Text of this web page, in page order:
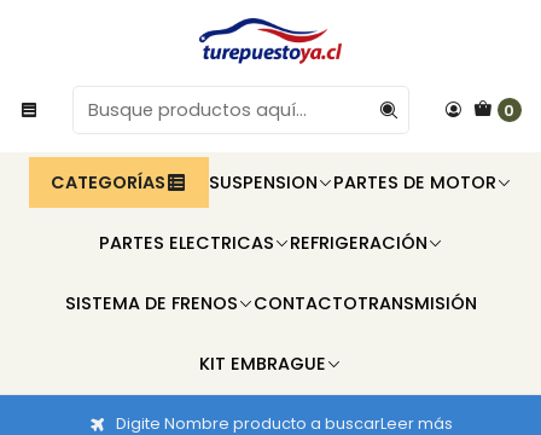
0
CATEGORÍAS SUSPENSION PARTES DE MOTOR
PARTES ELECTRICAS REFRIGERACIÓN
SISTEMA DE FRENOS CONTACTOTRANSMISIÓN
KIT EMBRAGUE
Digite Nombre producto a buscarLeer más